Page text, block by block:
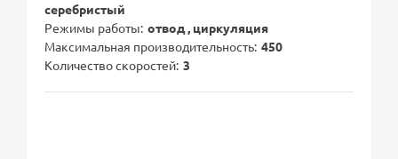
серебристый
Режимы работы отвод , циркуляция
Максимальная производительность 450
Количество скоростей 3